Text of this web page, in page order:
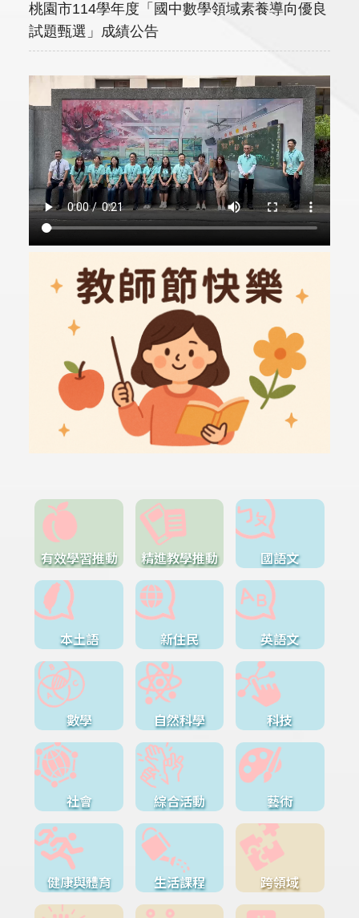
桃園市114學年度「國中數學領域素養導向優良
試題甄選」成績公告
有效學習推動 精進教學推動 國語文
本土語 新住民 英語文
數學 自然科學 科技
社會 綜合活動 藝術
健康與體育 生活課程 跨領域